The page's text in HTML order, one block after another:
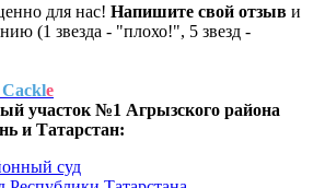
для нас! Напишите свой отзыв и
(1 звезда - "плохо!", 5 звезд -
Cackle
участок №1 Агрызского района
и Татарстан:
суд